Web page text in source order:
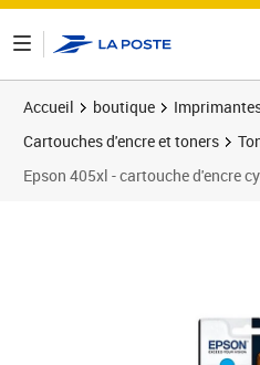
Accueil boutique
Cartouches d'encre et toners
Epson 405xl - cartouche d'encre